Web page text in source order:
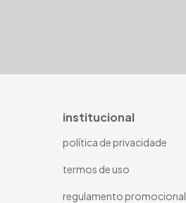
institucional
política de privacidade
termos de uso
regulamento promocional